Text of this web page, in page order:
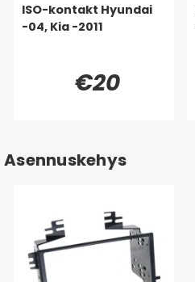
ISO-kontakt Hyundai
-04, Kia -2011
€20
Asennuskehys